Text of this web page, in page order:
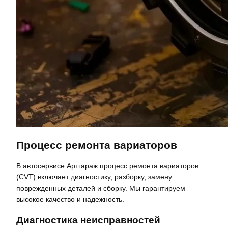
Процесс ремонта вариаторов
В автосервисе Артгараж процесс ремонта вариаторов
(CVT) включает диагностику, разборку, замену
поврежденных деталей и сборку. Мы гарантируем
высокое качество и надежность.
Диагностика неисправностей